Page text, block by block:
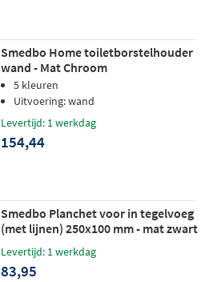
Smedbo Home toiletborstelhouder
wand - Mat Chroom
5 kleuren
Uitvoering: wand
Levertijd: 1 werkdag
154,44
Smedbo Planchet voor in tegelvoeg
(met lijnen) 250x100 mm - mat zwart
Levertijd: 1 werkdag
83,95